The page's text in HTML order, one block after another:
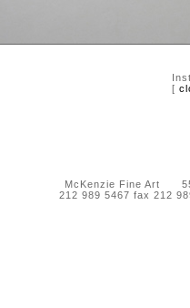
[
McKenzie Fine Art 55
212 989 5467 fax 212